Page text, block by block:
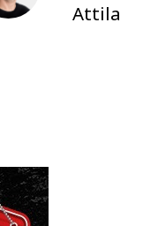
Attila